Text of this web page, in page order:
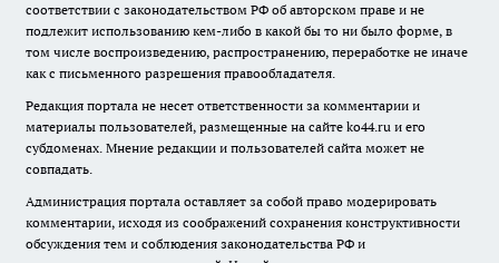
соответствии с законодательством РФ об авторском праве и не
подлежит использованию кем-либо в какой бы то ни было форме, в
том числе воспроизведению, распространению, переработке не иначе
как с письменного разрешения правообладателя.
Редакция портала не несет ответственности за комментарии и
материалы пользователей, размещенные на сайте ko44.ru и его
субдоменах. Мнение редакции и пользователей сайта может не
совпадать.
Администрация портала оставляет за собой право модерировать
комментарии, исходя из соображений сохранения конструктивности
обсуждения тем и соблюдения законодательства РФ и